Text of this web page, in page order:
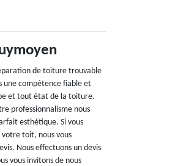
de toiture trouvable
une compétence fiable et
et tout état de la toiture.
professionnalisme nous
esthétique. Si vous
toit, nous vous
Nous effectuons un devis
vous invitons de nous